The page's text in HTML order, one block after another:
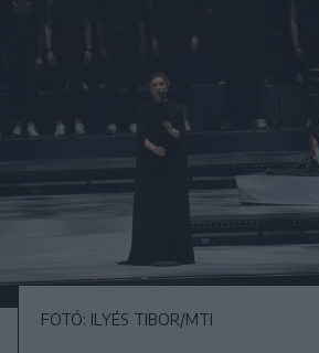
FOTÓ: ILYÉS TIBOR/MTI